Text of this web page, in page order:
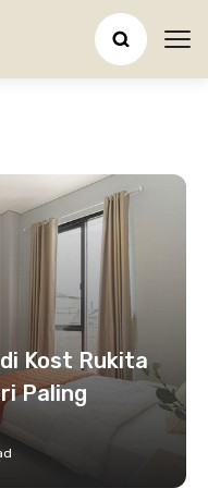
Kost Rukita
Paling